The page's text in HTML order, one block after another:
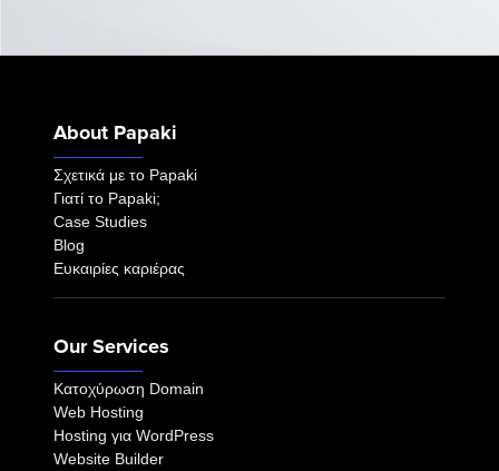
About Papaki
Σχετικά με το Papaki
Γιατί το Papaki;
Case Studies
Blog
Ευκαιρίες καριέρας
Our Services
Κατοχύρωση Domain
Web Hosting
Hosting για WordPress
Website Builder